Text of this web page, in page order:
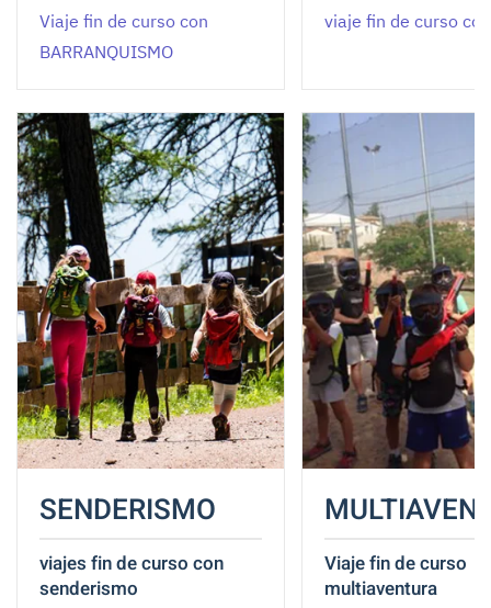
Viaje fin de curso con
BARRANQUISMO
viaje fin de curso
SENDERISMO
viajes fin de curso con
senderismo
Viaje fin de curso
multiaventura